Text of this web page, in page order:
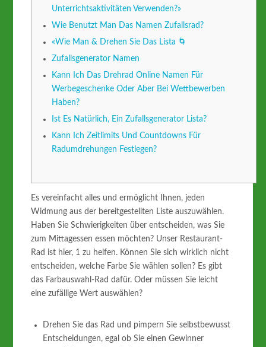
Unterrichtsaktivitäten Verwenden?»
Wie Benutzt Man Das Namen Zufallsrad?
«Wie Man & Drehen Sie Das Lista 🌀
Zufallsgenerator Namen
Kann Ich Das Drehrad Online Namen Für
Werbegeschenke Oder Aber Bei Wettbewerben
Haben?
Ist Es Natürlich, Ein Zufallsgenerator Lista?
Kann Ich Zeitlimits Und Countdowns Für
Radumdrehungen Festlegen?
Es vereinfacht alles und ermöglicht Ihnen, jeden
Widmung aus der bereitgestellten Liste auszuwählen.
Haben Sie Schwierigkeiten über entscheiden, was Sie
zum Mittagessen essen möchten? Unser Restaurant-
Rad ist hier, 1 zu helfen. Können Sie sich wirklich nicht
entscheiden, welche Farbe Sie wählen sollen? Es gibt
das Farbauswahl-Rad dafür. Oder müssen Sie leicht
eine zufällige Wert auswählen?
Drehen Sie das Rad und pimpern Sie selbstbewusst
Entscheidungen, egal ob Sie einen Gewinner